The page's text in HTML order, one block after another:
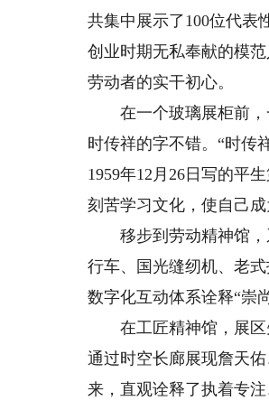
共集中展示了100位代表
创业时期无私奉献的模
劳动者的实干初心。
在一个玻璃展柜前，
时传祥的字不错。“时传
1959年12月26日写的平
刻苦学习文化，使自己
移步到劳动精神馆，
行车、国光缝纫机、老
数字化互动体系诠释“崇
在工匠精神馆，展区
通过时空长廊展现詹天
来，直观诠释了执着专